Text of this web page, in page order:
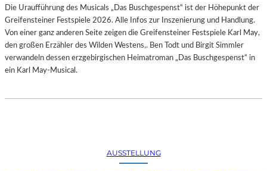
Die Uraufführung des Musicals „Das Buschgespenst“ ist der Höhepunkt der
Greifensteiner Festspiele 2026. Alle Infos zur Inszenierung und Handlung.
Von einer ganz anderen Seite zeigen die Greifensteiner Festspiele Karl May,
den großen Erzähler des Wilden Westens,. Ben Todt und Birgit Simmler
verwandeln dessen erzgebirgischen Heimatroman „Das Buschgespenst“ in
ein Karl May-Musical.
AUSSTELLUNG